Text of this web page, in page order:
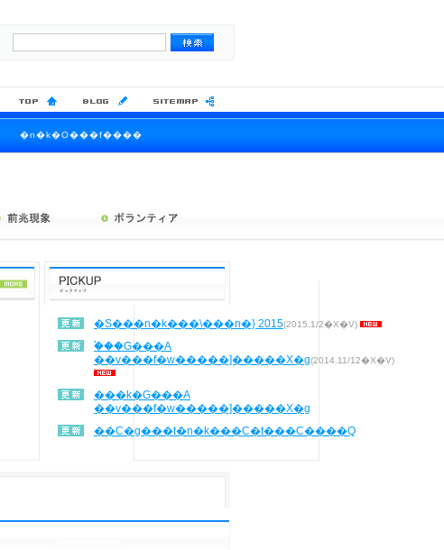
�n�k�O���f����
�S���n�k���\���n�} 2015(2015.1/2�X�V)
�֓��G���A
��v���f�w�����]�����X�g(2014.11/12�X�V)
���k�G���A
��v���f�w�����]�����X�g
��C�g���t�n�k���C�t���C����Q